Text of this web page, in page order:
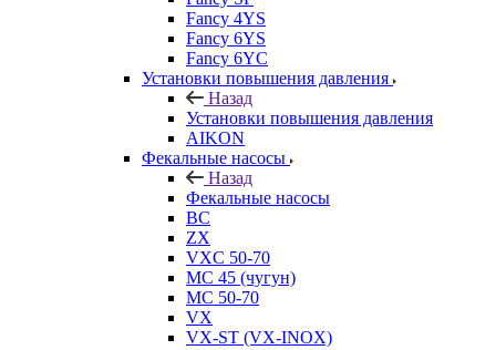
Fancy 4YS
Fancy 6YS
Fancy 6YC
Установки повышения давления
Назад
Установки повышения давления
AIKON
Фекальные насосы
Назад
Фекальные насосы
BC
ZX
VXC 50-70
MC 45 (чугун)
MC 50-70
VX
VX-ST (VX-INOX)